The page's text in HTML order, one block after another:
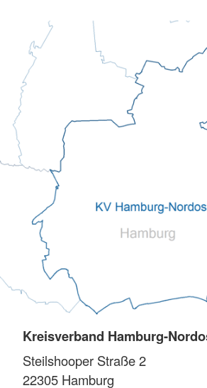
Kreisverband Hamburg-
Steilshooper Straße 2
22305 Hamburg